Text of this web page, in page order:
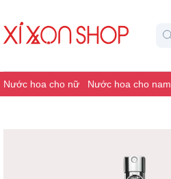
Nước hoa cho nữ Nước hoa cho nam